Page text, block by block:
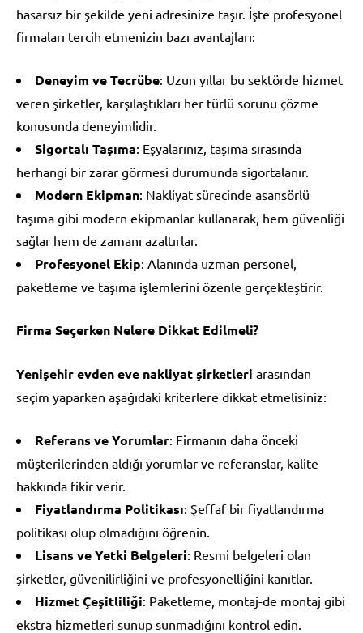
hasarsız bir şekilde yeni adresinize taşır. İşte profesyonel
firmaları tercih etmenizin bazı avantajları:
Deneyim ve Tecrübe: Uzun yıllar bu sektörde hizmet
veren şirketler, karşılaştıkları her türlü sorunu çözme
konusunda deneyimlidir.
Sigortalı Taşıma: Eşyalarınız, taşıma sırasında
herhangi bir zarar görmesi durumunda sigortalanır.
Modern Ekipman: Nakliyat sürecinde asansörlü
taşıma gibi modern ekipmanlar kullanarak, hem güvenliği
sağlar hem de zamanı azaltırlar.
Profesyonel Ekip: Alanında uzman personel,
paketleme ve taşıma işlemlerini özenle gerçekleştirir.
Firma Seçerken Nelere Dikkat Edilmeli?
Yenişehir evden eve nakliyat şirketleri arasından
seçim yaparken aşağıdaki kriterlere dikkat etmelisiniz:
Referans ve Yorumlar: Firmanın daha önceki
müşterilerinden aldığı yorumlar ve referanslar, kalite
hakkında fikir verir.
Fiyatlandırma Politikası: Şeffaf bir fiyatlandırma
politikası olup olmadığını öğrenin.
Lisans ve Yetki Belgeleri: Resmi belgeleri olan
şirketler, güvenilirliğini ve profesyonelliğini kanıtlar.
Hizmet Çeşitliliği: Paketleme, montaj-de montaj gibi
ekstra hizmetleri sunup sunmadığını kontrol edin.